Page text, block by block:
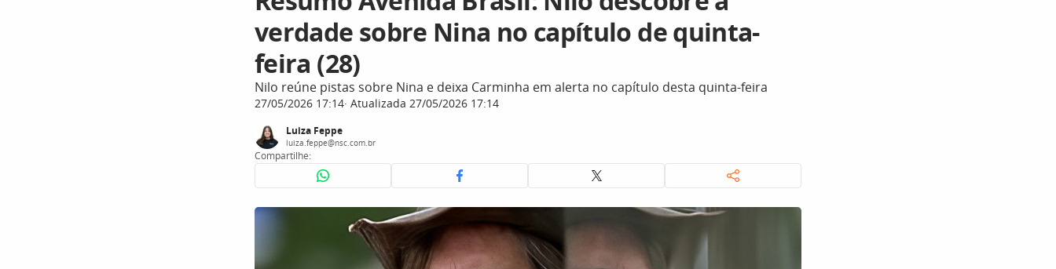
verdade sobre Nina no capítulo de quinta-
feira (28)
Nilo reúne pistas sobre Nina e deixa Carminha em alerta no capítulo desta quinta-feira
27/05/2026 17:14 Atualizada 27/05/2026 17:14
Luiza Feppe
luiza.feppe@nsc.com.br
Compartilhe: